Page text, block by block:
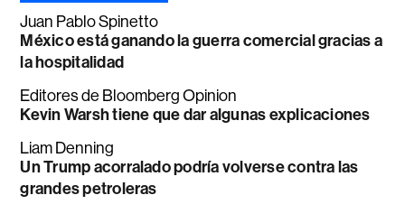
Juan Pablo Spinetto
México está ganando la guerra comercial gracias a
la hospitalidad
Editores de Bloomberg Opinion
Kevin Warsh tiene que dar algunas explicaciones
Liam Denning
Un Trump acorralado podría volverse contra las
grandes petroleras